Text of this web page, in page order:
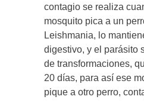
contagio se realiza
mosquito pica a un
Leishmania, lo
digestivo, y el parásito
de transformaciones,
20 días, para así ese
pique a otro perro,